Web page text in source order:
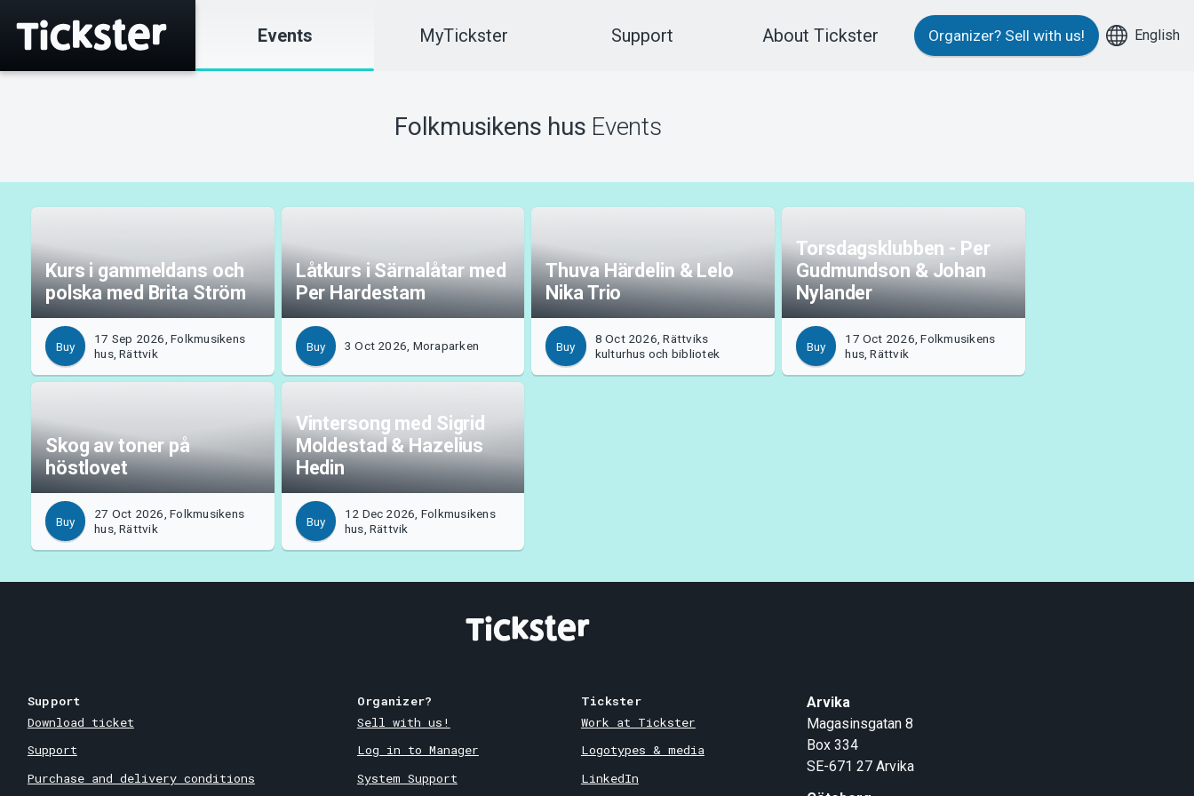
Events MyTickster Support About Tickster Organizer? Sell with us! English
Folkmusikens hus Events
Kurs i gammeldans och
polska med Brita Ström
Buy
17 Sep 2026, Folkmusikens
hus, Rättvik
Låtkurs i Särnalåtar med
Per Hardestam
Buy 3 Oct 2026, Moraparken
Thuva Härdelin & Lelo
Nika Trio
Buy
8 Oct 2026, Rättviks
kulturhus och bibliotek
Torsdagsklubben - Per
Gudmundson & Johan
Nylander
Buy
17 Oct 2026, Folkmusikens
hus, Rättvik
Skog av toner på
höstlovet
Buy
27 Oct 2026, Folkmusikens
hus, Rättvik
Vintersong med Sigrid
Moldestad & Hazelius
Hedin
Buy
12 Dec 2026, Folkmusikens
hus, Rättvik
Support
Download ticket
Support
Purchase and delivery conditions
Organizer?
Sell with us!
Log in to Manager
System Support
Tickster
Work at Tickster
Logotypes & media
LinkedIn
Arvika
Magasinsgatan 8
Box 334
SE-671 27 Arvika